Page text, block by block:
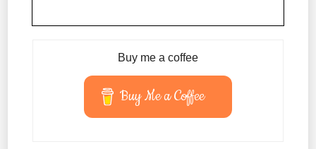
Buy me a coffee
Buy Me a Coffee